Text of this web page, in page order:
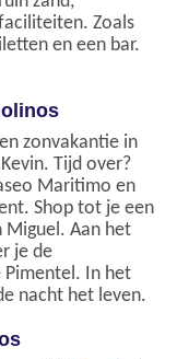
Zoals
en een bar.
zonvakantie in
Tijd over?
Maritimo en
Shop tot je een
Miguel. Aan het
je de
Pimentel. In het
nacht het leven.